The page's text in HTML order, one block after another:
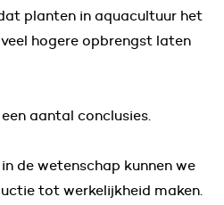
planten in aquacultuur het
hogere opbrengst laten
aantal conclusies.
de wetenschap kunnen we
tot werkelijkheid maken.